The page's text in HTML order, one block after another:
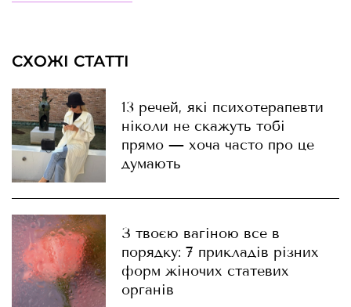
СХОЖІ СТАТТІ
13 речей, які психотерапевти
ніколи не скажуть тобі
прямо — хоча часто про це
думають
З твоєю вагіною все в
порядку: 7 прикладів різних
форм жіночих статевих
органів